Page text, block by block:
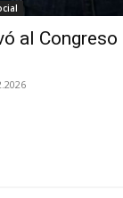
al